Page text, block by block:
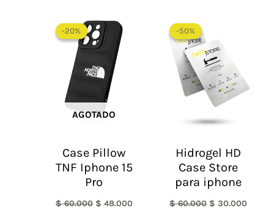
-20%
AGOTADO
-20%
Case Pillow
TNF Iphone 15
Pro
$60.000
precio
original
era:
$ 60.000.
$ 48.000
-50%
-50%
Hidrogel HD
Case Store
para iphone
$60.000
era:
$ 60.000.
$ 30.000